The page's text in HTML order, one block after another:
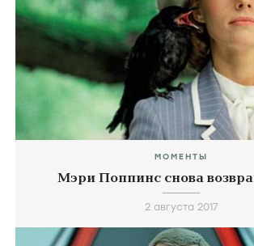
МОМЕНТЫ
Мэри Поппинс снова
2 августа 2017